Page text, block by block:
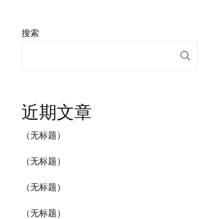
搜索
近期文章
（无标题）
（无标题）
（无标题）
（无标题）